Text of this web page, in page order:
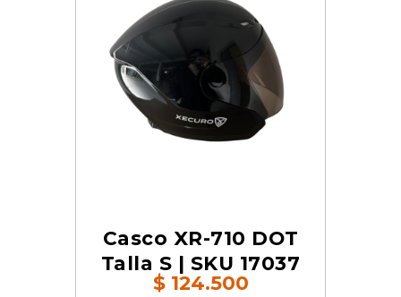
Casco XR-710 DOT
Talla S | SKU 17037
$124.500